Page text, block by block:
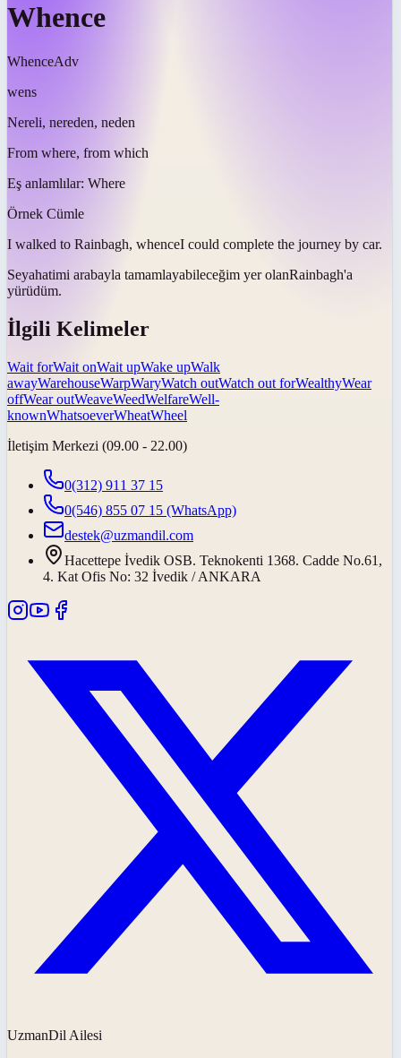
Whence
WhenceAdv
wens
Nereli, nereden, neden
From where, from which
Eş anlamlılar: Where
Örnek Cümle
I walked to Rainbagh, whenceI could complete the journey by car.
Seyahatimi arabayla tamamlayabileceğim yer olanRainbagh'a
yürüdüm.
İlgili Kelimeler
Wait forWait onWait upWake upWalk
awayWarehouseWarpWaryWatch outWatch out forWealthyWear
offWear outWeaveWeedWelfareWell-
knownWhatsoeverWheatWheel
İletişim Merkezi (09.00 - 22.00)
0(312) 911 37 15
0(546) 855 07 15 (WhatsApp)
destek@uzmandil.com
Hacettepe İvedik OSB. Teknokenti 1368. Cadde No.61,
4. Kat Ofis No: 32 İvedik / ANKARA
UzmanDil Ailesi